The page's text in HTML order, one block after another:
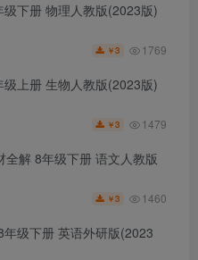
下册 物理人教版(2023版)
￥3 1769
上册 生物人教版(2023版)
￥3 1479
全解 8年级下册 语文人教版
￥3 1460
年级下册 英语外研版(2023